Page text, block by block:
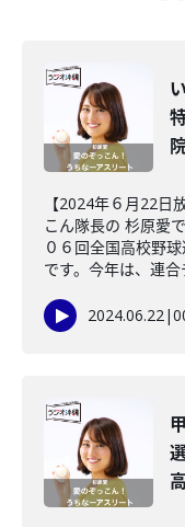
【2024年６月22
こん隊長の 杉原愛
０６回全国高校野
です。今年は、連
2024.06.22|